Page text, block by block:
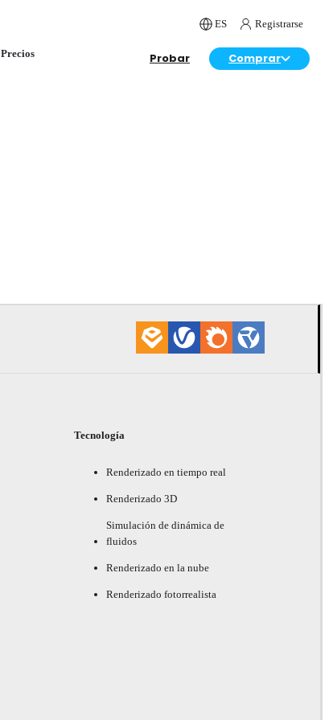
ES Registrarse
Precios Probar Comprar
Tecnología
Renderizado en tiempo real
Renderizado 3D
Simulación de dinámica de
fluidos
Renderizado en la nube
Renderizado fotorrealista